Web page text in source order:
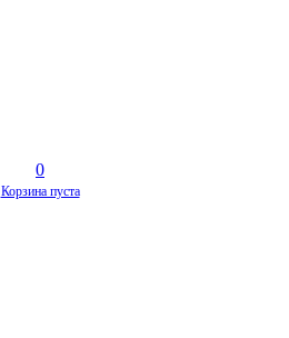
0
Корзина пуста